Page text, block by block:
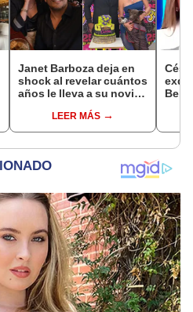
Janet Barboza deja en
shock al revelar cuántos
años le lleva a su novio
plenitud”LEER MÁS
la